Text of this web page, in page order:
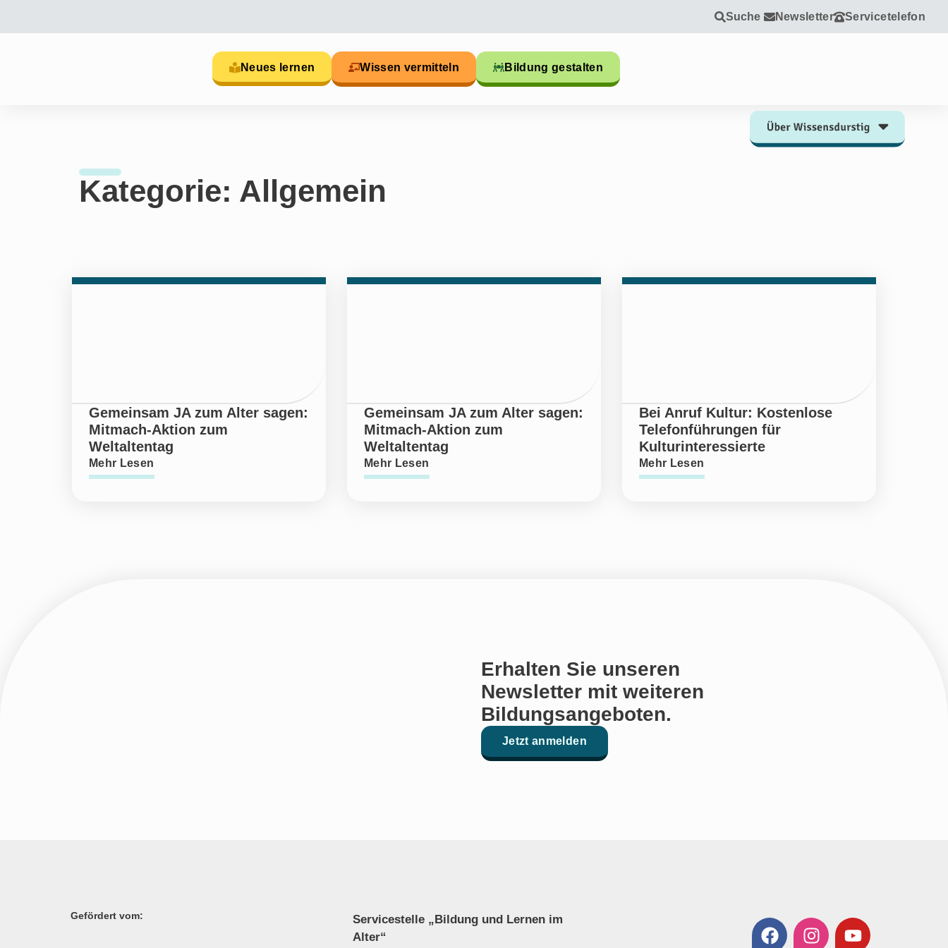
Suche Newsletter Servicetelefon
Neues lernen Wissen vermitteln Bildung gestalten
Kategorie: Allgemein
Gemeinsam JA zum Alter sagen:
Mitmach-Aktion zum
Weltaltentag
Mehr Lesen
Gemeinsam JA zum Alter sagen:
Mitmach-Aktion zum
Weltaltentag
Mehr Lesen
Bei Anruf Kultur: Kostenlose
Telefonführungen für
Kulturinteressierte
Mehr Lesen
Erhalten Sie unseren
Newsletter mit weiteren
Bildungsangeboten.
Jetzt anmelden
Gefördert vom:
Servicestelle „Bildung und Lernen im
Alter“